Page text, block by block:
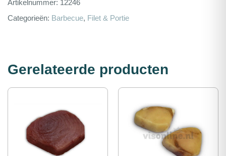
Artikelnummer: 12246
Categorieën: Barbecue, Filet & Portie
Gerelateerde producten